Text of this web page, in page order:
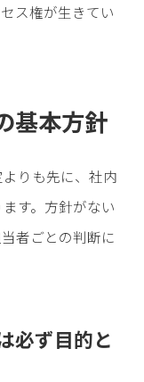
ス権が生きてい
基本方針
りも先に、社内
す。方針がない
者ごとの判断に
必ず目的と